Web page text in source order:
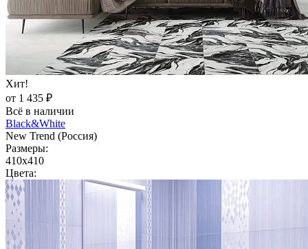
Хит!
от 1 435 ₽
Всё в наличии
Black&White
New Trend (Россия)
Размеры:
410x410
Цвета: